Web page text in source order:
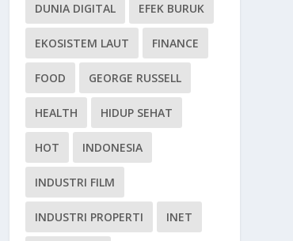
DUNIA DIGITAL EFEK BURUK
EKOSISTEM LAUT FINANCE
FOOD GEORGE RUSSELL
HEALTH HIDUP SEHAT
HOT INDONESIA
INDUSTRI FILM
INDUSTRI PROPERTI INET